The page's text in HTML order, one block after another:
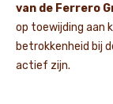
van de Ferrero
op toewijding aan
betrokkenheid bij
actief zijn.